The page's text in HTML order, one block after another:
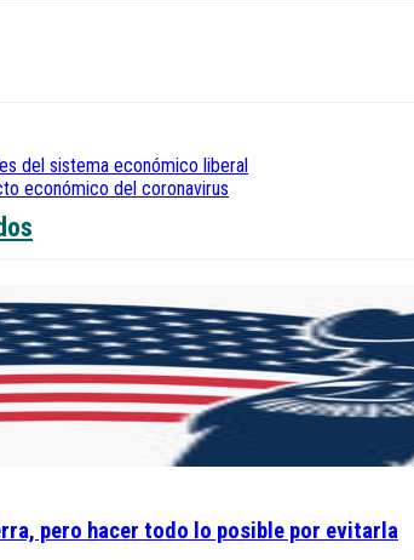
del sistema económico liberal
económico del coronavirus
pero hacer todo lo posible por evitarla